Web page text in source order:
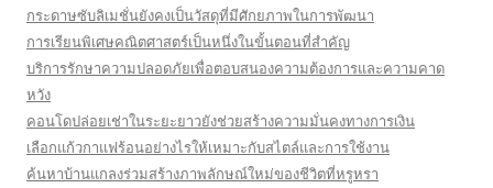
กระดาษซับลิเมชั่นยังคงเป็นวัสดุที่มีศักยภาพในการพัฒนา
การเรียนพิเศษคณิตศาสตร์เป็นหนึ่งในขั้นตอนที่สำคัญ
บริการรักษาความปลอดภัยเพื่อตอบสนองความต้องการและความคาด
หวัง
คอนโดปล่อยเช่าในระยะยาวยังช่วยสร้างความมั่นคงทางการเงิน
เลือกแก้วกาแฟร้อนอย่างไรให้เหมาะกับสไตล์และการใช้งาน
ค้นหาบ้านแกลงร่วมสร้างภาพลักษณ์ใหม่ของชีวิตที่หรูหรา